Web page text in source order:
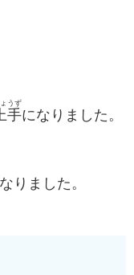
上手
ょうず
になりました。
りました。